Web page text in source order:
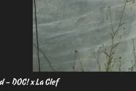
DOC! x La Clef